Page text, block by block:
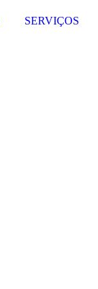
SERVIÇOS